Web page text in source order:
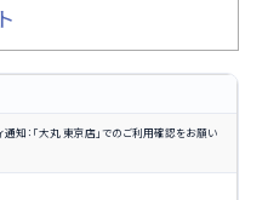
通知：「大丸 東京店」でのご利用確認をお願い